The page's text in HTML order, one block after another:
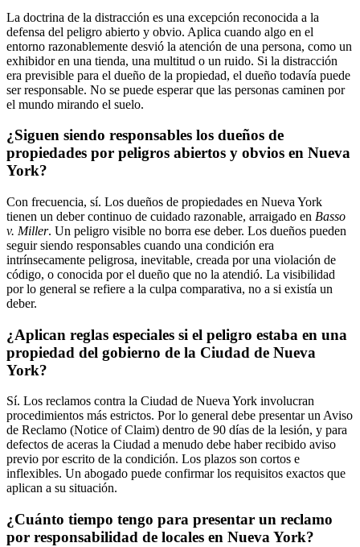
La doctrina de la distracción es una excepción reconocida a la
defensa del peligro abierto y obvio. Aplica cuando algo en el
entorno razonablemente desvió la atención de una persona, como un
exhibidor en una tienda, una multitud o un ruido. Si la distracción
era previsible para el dueño de la propiedad, el dueño todavía puede
ser responsable. No se puede esperar que las personas caminen por
el mundo mirando el suelo.
¿Siguen siendo responsables los dueños de
propiedades por peligros abiertos y obvios en Nueva
York?
Con frecuencia, sí. Los dueños de propiedades en Nueva York
tienen un deber continuo de cuidado razonable, arraigado en Basso
v. Miller. Un peligro visible no borra ese deber. Los dueños pueden
seguir siendo responsables cuando una condición era
intrínsecamente peligrosa, inevitable, creada por una violación de
código, o conocida por el dueño que no la atendió. La visibilidad
por lo general se refiere a la culpa comparativa, no a si existía un
deber.
¿Aplican reglas especiales si el peligro estaba en una
propiedad del gobierno de la Ciudad de Nueva
York?
Sí. Los reclamos contra la Ciudad de Nueva York involucran
procedimientos más estrictos. Por lo general debe presentar un Aviso
de Reclamo (Notice of Claim) dentro de 90 días de la lesión, y para
defectos de aceras la Ciudad a menudo debe haber recibido aviso
previo por escrito de la condición. Los plazos son cortos e
inflexibles. Un abogado puede confirmar los requisitos exactos que
aplican a su situación.
¿Cuánto tiempo tengo para presentar un reclamo
por responsabilidad de locales en Nueva York?